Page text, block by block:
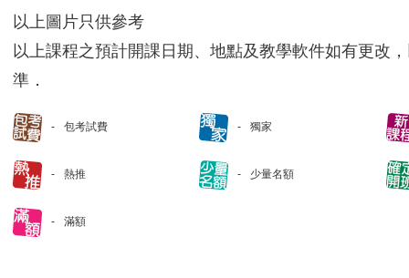
以上圖片只供參考
以上課程之預計開課日期、地點及教學軟件如有更改
準．
包考試費 獨家
熱推 少量名額
滿額